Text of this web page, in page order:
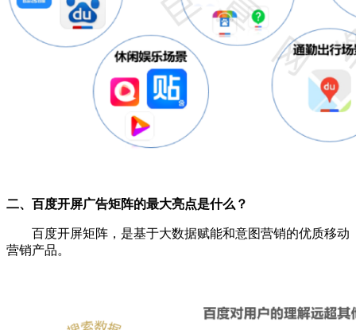
二、百度开屏广告矩阵的最大亮点是什么？
百度开屏矩阵，是基于大数据赋能和意图营销的优质移动
营销产品。